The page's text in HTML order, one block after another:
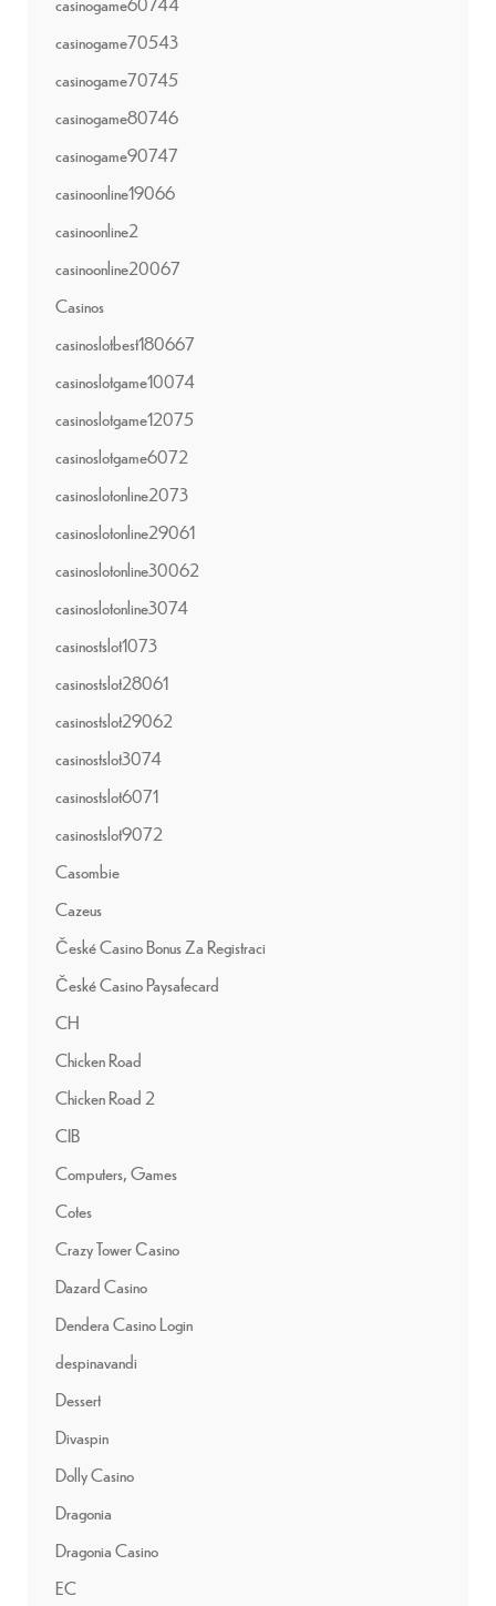
casinogame70543
casinogame70745
casinogame80746
casinogame90747
casinoonline19066
casinoonline2
casinoonline20067
Casinos
casinoslotbest180667
casinoslotgame10074
casinoslotgame12075
casinoslotgame6072
casinoslotonline2073
casinoslotonline29061
casinoslotonline30062
casinoslotonline3074
casinostslot1073
casinostslot28061
casinostslot29062
casinostslot3074
casinostslot6071
casinostslot9072
Casombie
Cazeus
České Casino Bonus Za Registraci
České Casino Paysafecard
CH
Chicken Road
Chicken Road 2
CIB
Computers, Games
Cotes
Crazy Tower Сasino
Dazard Casino
Dendera Casino Login
despinavandi
Dessert
Divaspin
Dolly Casino
Dragonia
Dragonia Casino
EC